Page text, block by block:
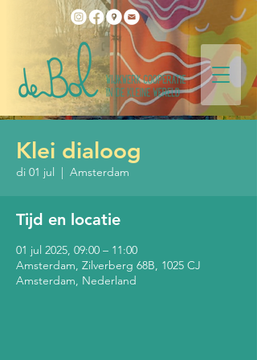
Klei dialoog
di 01 jul
  |
Amsterdam
Tijd en locatie
01 jul 2025, 09:00 – 11:00
Amsterdam, Zilverberg 68B, 1025 CJ
Amsterdam, Nederland